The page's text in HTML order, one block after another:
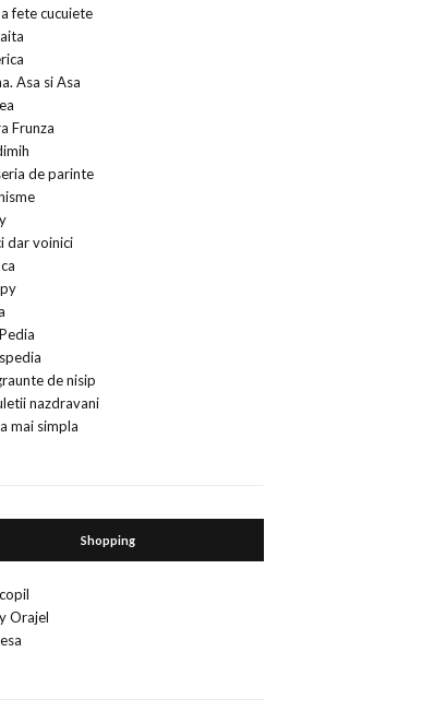
fete cucuiete
Asa si Asa
Frunza
de parinte
dar voinici
de nisip
nazdravani
mai simpla
Shopping
Orajel